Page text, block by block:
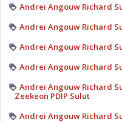
Andrei Angouw Richard
Andrei Angouw Richard
Andrei Angouw Richard
Andrei Angouw Richard
Andrei Angouw Richard
Zeekeon PDIP Sulut
Andrei Angouw Richard